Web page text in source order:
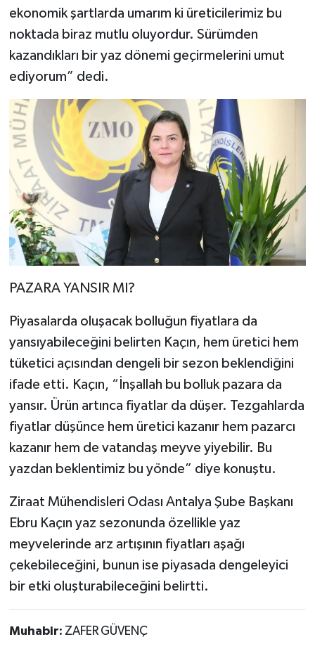
ekonomik şartlarda umarım ki üreticilerimiz bu
noktada biraz mutlu oluyordur. Sürümden
kazandıkları bir yaz dönemi geçirmelerini umut
ediyorum” dedi.
PAZARA YANSIR MI?
Piyasalarda oluşacak bolluğun fiyatlara da
yansıyabileceğini belirten Kaçın, hem üretici hem
tüketici açısından dengeli bir sezon beklendiğini
ifade etti. Kaçın, “İnşallah bu bolluk pazara da
yansır. Ürün artınca fiyatlar da düşer. Tezgahlarda
fiyatlar düşünce hem üretici kazanır hem pazarcı
kazanır hem de vatandaş meyve yiyebilir. Bu
yazdan beklentimiz bu yönde” diye konuştu.
Ziraat Mühendisleri Odası Antalya Şube Başkanı
Ebru Kaçın yaz sezonunda özellikle yaz
meyvelerinde arz artışının fiyatları aşağı
çekebileceğini, bunun ise piyasada dengeleyici
bir etki oluşturabileceğini belirtti.
Muhabir: ZAFER GÜVENÇ